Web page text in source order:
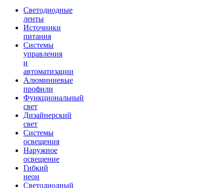
Светодиодные
ленты
Источники
питания
Системы
управления
и
автоматизации
Алюминиевые
профили
Функциональный
свет
Дизайнерский
свет
Системы
освещения
Наружное
освещение
Гибкий
неон
Светодиодный